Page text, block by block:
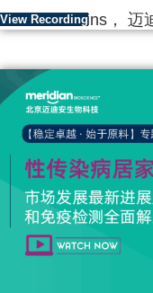
Steve Hawkins， 迈
View Recording